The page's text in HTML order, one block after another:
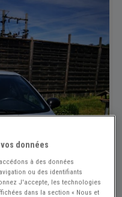
données
à des données
ou des identifiants
J'accepte, les technologies
dans la section « Nous et